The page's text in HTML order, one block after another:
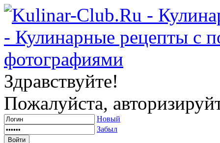
Здравствуйте!
Пожалуйста,
Новый
Забыл